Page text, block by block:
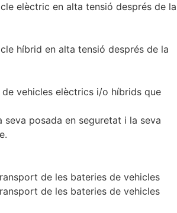
elèctric en alta tensió després de la
híbrid en alta tensió després de la
vehicles elèctrics i/o híbrids que
seva posada en seguretat i la seva
de les bateries de vehicles
de les bateries de vehicles